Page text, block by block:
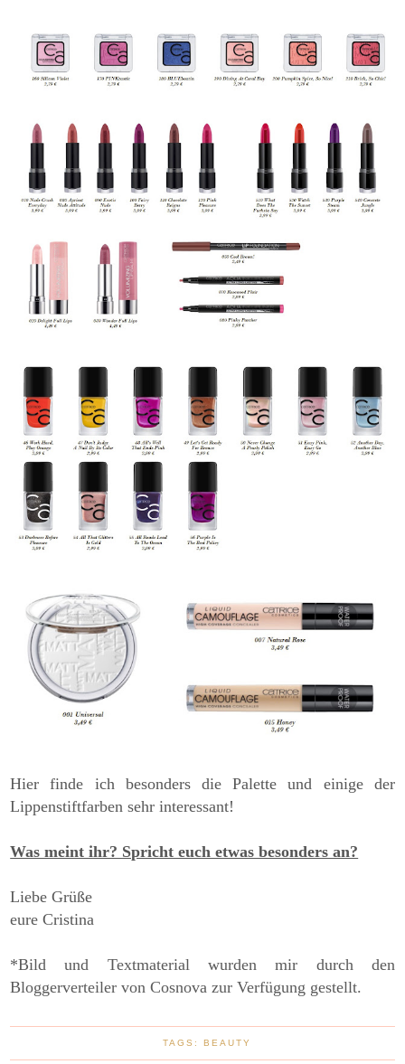
Hier finde ich besonders die Palette und einige der
Lippenstiftfarben sehr interessant!
Was meint ihr? Spricht euch etwas besonders an?
Liebe Grüße
eure Cristina
*Bild und Textmaterial wurden mir durch den
Bloggerverteiler von Cosnova zur Verfügung gestellt.
TAGS: BEAUTY